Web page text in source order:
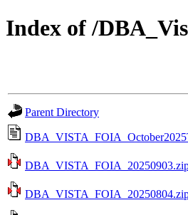
Index of /
Parent Directory